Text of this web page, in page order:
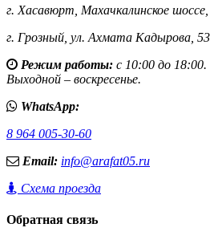
г. Хасавюрт, Махачкалинское
г. Грозный, ул. Ахмата Кадырова, 53
Режим работы: с 10:00 до 18:00.
Выходной – воскресенье.
WhatsApp:
8 964 005-30-60
Email: info@arafat05.ru
Схема проезда
Обратная связь